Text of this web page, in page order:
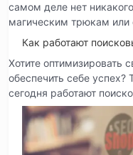
самом деле нет
магическим трюкам или
Как работают
Хотите оптимизировать
обеспечить себе успех?
сегодня работают